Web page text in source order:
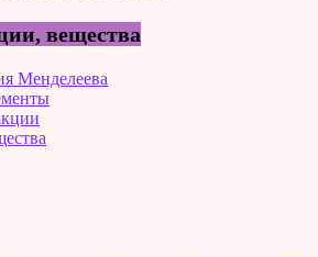
вещества
Менделеева